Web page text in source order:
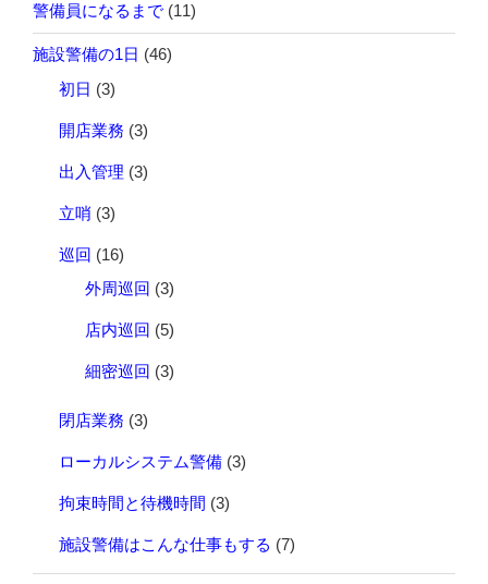
警備員になるまで (11)
施設警備の1日 (46)
初日 (3)
開店業務 (3)
出入管理 (3)
立哨 (3)
巡回 (16)
外周巡回 (3)
店内巡回 (5)
細密巡回 (3)
閉店業務 (3)
ローカルシステム警備 (3)
拘束時間と待機時間 (3)
施設警備はこんな仕事もする (7)